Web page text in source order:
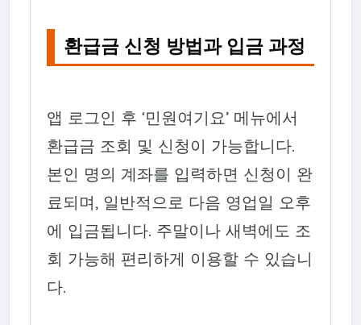
환급금 신청 방법과 입금 과정
앱 로그인 후 ‘민원여기요’ 메뉴에서
환급금 조회 및 신청이 가능합니다.
본인 명의 계좌를 입력하면 신청이 완
료되며, 일반적으로 다음 영업일 오후
에 입금됩니다. 주말이나 새벽에도 조
회 가능해 편리하게 이용할 수 있습니
다.